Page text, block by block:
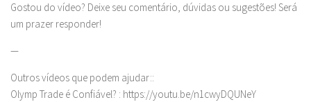
Gostou do vídeo? Deixe seu comentário, dúvidas ou sugestões! Será
um prazer responder!
—
Outros vídeos que podem ajudar::
Olymp Trade é Confiável? : https://youtu.be/n1cwyDQUNeY